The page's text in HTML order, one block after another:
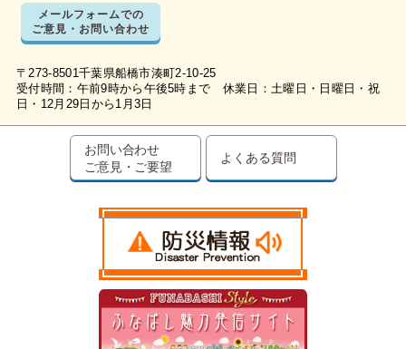
メールフォームでの
ご意見・お問い合わせ
〒273-8501千葉県船橋市湊町2-10-25
受付時間：午前9時から午後5時まで 休業日：土曜日・日曜日・祝
日・12月29日から1月3日
お問い合わせ
ご意見・ご要望
よくある質問